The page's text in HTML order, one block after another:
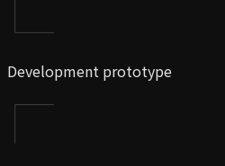
Development prototype